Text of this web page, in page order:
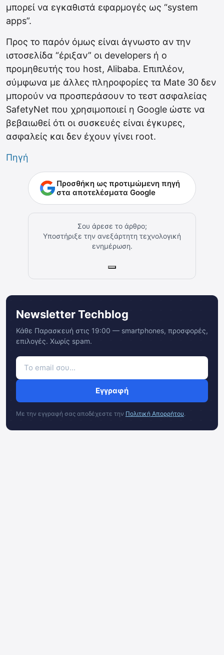
μπορεί να εγκαθιστά εφαρμογές ως “system
apps”.
Προς το παρόν όμως είναι άγνωστο αν την
ιστοσελίδα “έριξαν” οι developers ή ο
προμηθευτής του host, Alibaba. Επιπλέον,
σύμφωνα με άλλες πληροφορίες τα Mate 30 δεν
μπορούν να προσπεράσουν το τεστ ασφαλείας
SafetyNet που χρησιμοποιεί η Google ώστε να
βεβαιωθεί ότι οι συσκευές είναι έγκυρες,
ασφαλείς και δεν έχουν γίνει root.
Πηγή
Προσθήκη ως προτιμώμενη πηγή
στα αποτελέσματα Google
Σου άρεσε το άρθρο;
Υποστήριξε την ανεξάρτητη τεχνολογική
ενημέρωση.
Newsletter Techblog
Κάθε Παρασκευή στις 19:00 — smartphones, προσφορές,
επιλογές. Χωρίς spam.
Εγγραφή
Με την εγγραφή σας αποδέχεστε την Πολιτική Απορρήτου.